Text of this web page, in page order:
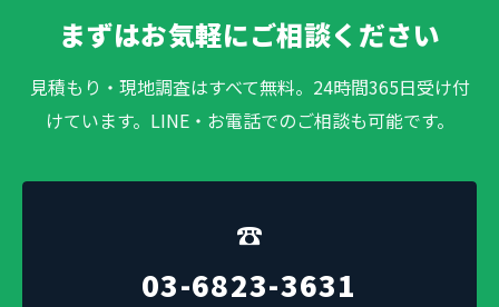
まずはお気軽にご相談ください
見積もり・現地調査はすべて無料。24時間365日受け付
けています。LINE・お電話でのご相談も可能です。
☎
03-6823-3631